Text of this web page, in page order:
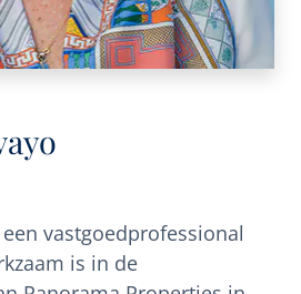
vastgoedprofessional
is in de